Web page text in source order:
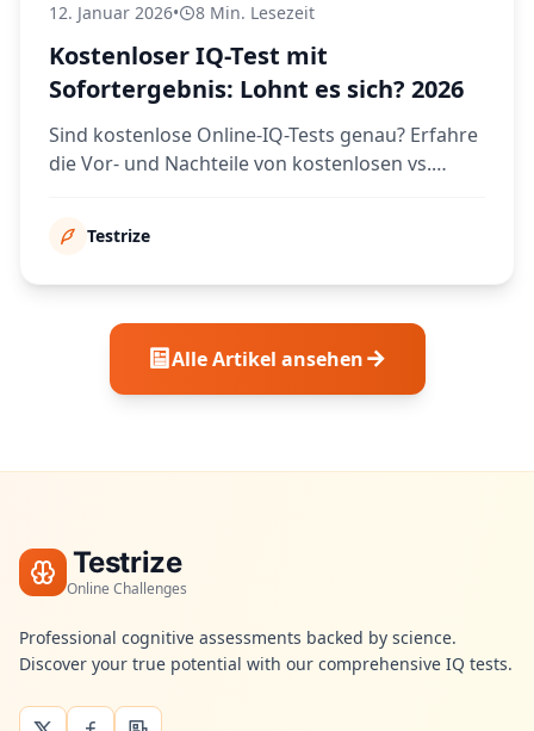
12. Januar 2026• 8 Min. Lesezeit
Kostenloser IQ-Test mit
Sofortergebnis: Lohnt es sich? 2026
Sind kostenlose Online-IQ-Tests genau? Erfahre
die Vor- und Nachteile von kostenlosen vs.
Testrize
Alle Artikel ansehen
Testrize
Online Challenges
Professional cognitive assessments backed by science.
Discover your true potential with our comprehensive IQ tests.